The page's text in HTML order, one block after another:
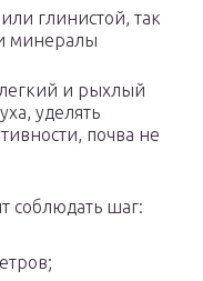
глинистой, так
минералы
и рыхлый
уделять
почва не
соблюдать шаг: